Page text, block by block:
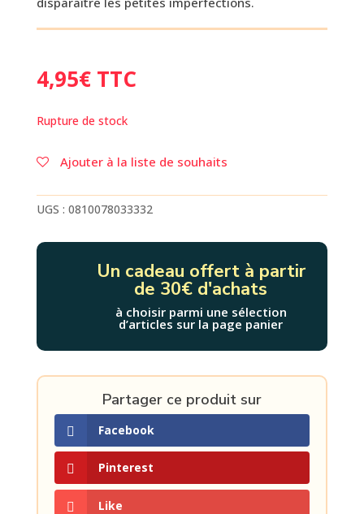
4,95€ TTC
Rupture de stock
Ajouter à la liste de souhaits
UGS : 0810078033332
Un cadeau offert à partir
de 30€ d'achats
à choisir parmi une sélection
d’articles sur la page panier
Partager ce produit sur
Facebook
Pinterest
Like